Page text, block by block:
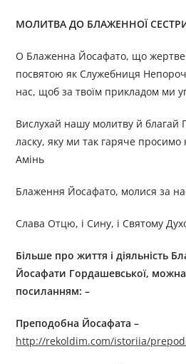
МОЛИТВА ДО БЛАЖЕННОЇ
О Блаженна Йосафато, що
посвятою як Служебниця
нас, щоб за твоїм прикладом ми
Вислухай нашу молитву й благай
ласку, яку ми так гаряче
Амінь
Блаження Йосафато, молися за
Слава Отцю, і Сину, і Святому
Більше про життя і діяльність
Йосафати Гордашевської, можна
посиланням: –
Преподобна Йосафата –
http://rekoldim.com/istoriia/